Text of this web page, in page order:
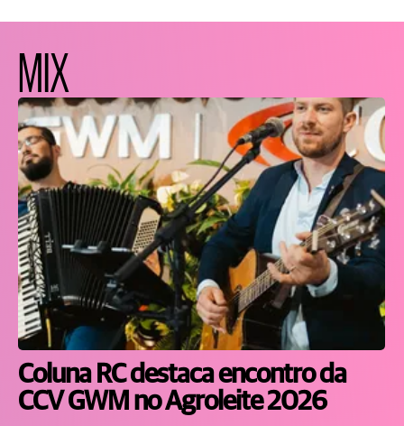
MIX
Coluna RC destaca encontro da
CCV GWM no Agroleite 2026